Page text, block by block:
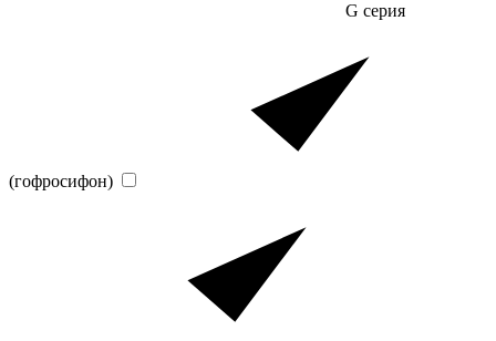
G серия
(гофросифон)